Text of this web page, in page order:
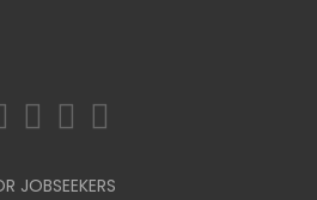
JOBSEEKERS